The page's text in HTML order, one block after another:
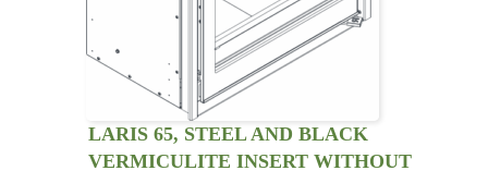
LARIS 65, STEEL AND BLACK
VERMICULITE INSERT WITHOUT